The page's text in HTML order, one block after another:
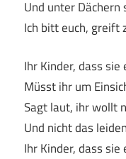
Und unter Dächern
Ich bitt euch, greift
Ihr Kinder, dass
Müsst ihr um
Sagt laut, ihr wollt
Und nicht das
Ihr Kinder, dass